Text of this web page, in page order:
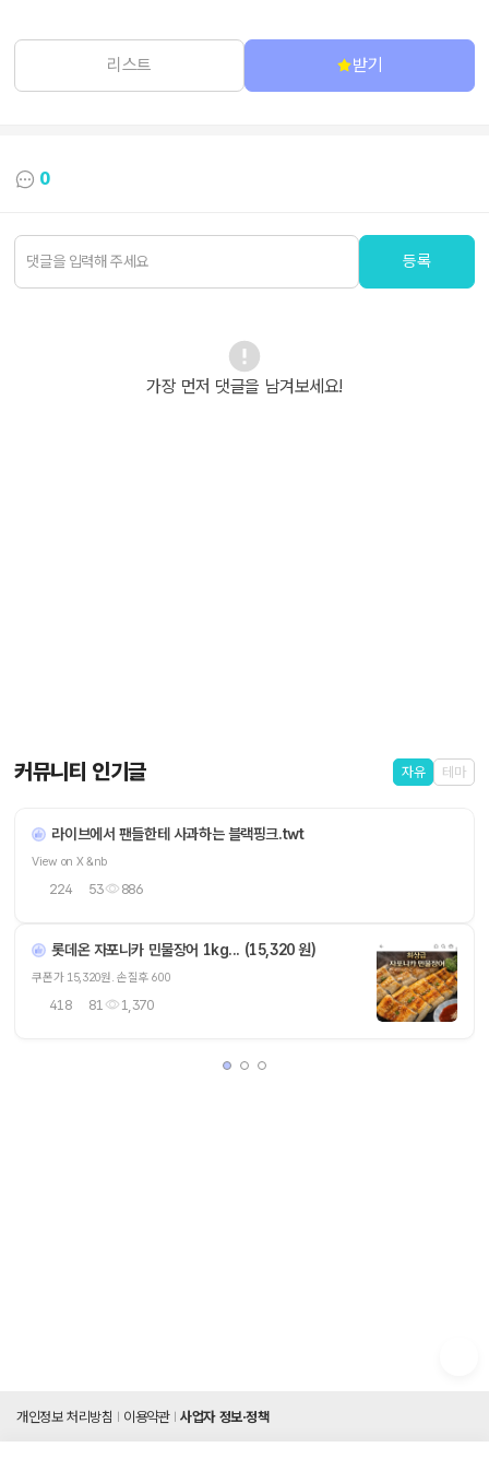
리스트 받기
0
등록
가장 먼저 댓글을 남겨보세요!
커뮤니티 인기글 자유 테마
라이브에서 팬들한테 사과하는 블랙핑크.twt
View on X &nb
224 53 886
롯데온 자포니카 민물장어 1kg... (15,320 원)
쿠폰가 15,320원. 손질후 600
418 81 1,370
개인정보 처리방침 이용약관 사업자 정보·정책